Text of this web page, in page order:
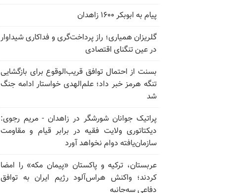
پیام به ابوبکر ۱۶۰۰ زاهدان
گلریزان همیاری؛ راز پرداخت‌گری و فداکاری شیداوار
در عین تنگنای اقتصادی
بسنت از احتمال توافق قریب‌الوقوع برای بازگشایی
تنگه هرمز خبر داد؛ علم‌الهدی خواستار ادامه جنگ
شد
پراتیک جوانان شورشگر در زاهدان - مریم رجوی:
دیکتاتوری ولایت فقیه در برابر قیام و مقاومت
سازمان‌یافته دوام نخواهد آورد
عربستان، ترکیه و پاکستان «پیمان مکه» را امضا
کردند؛ واکنش هراس‌آلود رژیم ایران به توافق
دفاعی سه‌جانبه